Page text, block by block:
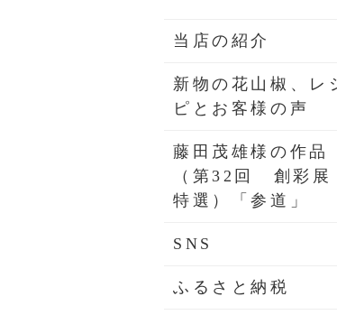
当店の紹介
新物の花山椒、レ
ピとお客様の声
藤田茂雄様の作品
（第32回 創彩
特選）「参道」
SNS
ふるさと納税